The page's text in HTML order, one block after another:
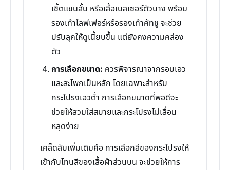
เชิ้ตแขนสั้น หรือเสื้อเบลเซอร์ตัวบาง พร้อม
รองเท้าโลฟเฟอร์หรือรองเท้าคัทชู จะช่วย
ปรับลุคให้ดูเนี้ยบขึ้น แต่ยังคงความคล่อง
ตัว
การเลือกขนาด: ควรพิจารณาจากรอบเอว
และสะโพกเป็นหลัก โดยเฉพาะสำหรับ
กระโปรงเอวต่ำ การเลือกขนาดที่พอดีจะ
ช่วยให้สวมใส่สบายและกระโปรงไม่เลื่อน
หลุดง่าย
เคล็ดลับเพิ่มเติมคือ การเลือกสีของกระโปรงให้
เข้ากับโทนสีของเสื้อผ้าส่วนบน จะช่วยให้การ